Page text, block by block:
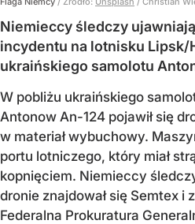
Niemieccy śledczy
incydentu na lotnisku Lipsk/
ukraińskiego samolotu
W pobliżu ukraińskiego
Antonow An-124 pojawił się
w materiał wybuchowy.
portu lotniczego, który miał
kopnięciem. Niemieccy
dronie znajdował się Semtex i
Federalna Prokuratura